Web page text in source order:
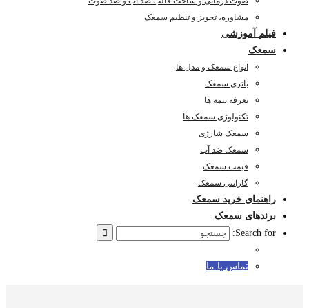
مشاوره، تجویز و تنظیم سمعک
فیلم آموزشی
سمعک
انواع سمعک و مدل ها
باتری سمعک
تعرفه بیمه ها
تکنولوژی سمعک ها
سمعک شارژی
سمعک ضد آب
قیمت سمعک
گارانتی سمعک
راهنمای خرید سمعک
برندهای سمعک
Search for:
تماس با ما